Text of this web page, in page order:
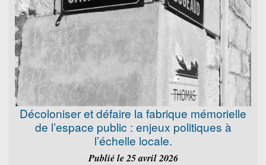
Décoloniser et défaire la fabrique mémorielle
de l’espace public : enjeux politiques à
l’échelle locale.
Publié le 25 avril 2026